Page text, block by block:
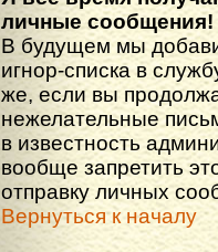
личные сообщения!
В будущем мы
игнор-списка в
же, если вы
нежелательные
в известность
вообще запретить
отправку личных
Вернуться к началу